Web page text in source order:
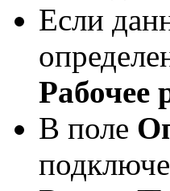
Если
Рабочее
В поле